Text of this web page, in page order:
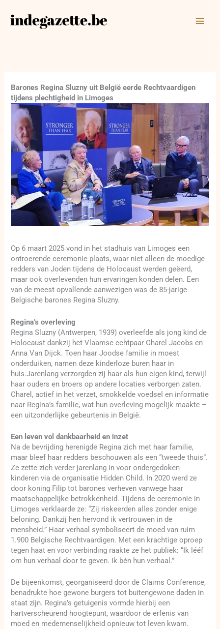
naar
Barones Regina Sluzny uit België eerde Rechtvaardigen
tijdens plechtigheid in Limoges
Op 6 maart 2025 vond in het stadhuis van Limoges een
ontroerende ceremonie plaats, waar niet alleen de moedige
redders van Joden tijdens de Holocaust werden geëerd,
maar ook overlevenden hun ervaringen konden delen. Een
van de meest opvallende aanwezigen was de 85-jarige
Belgische barones Regina Sluzny.
Regina’s overleving
Regina Sluzny (Antwerpen, 1939) overleefde als jong kind de
Holocaust dankzij het Vlaamse echtpaar Charel Jacobs en
Anna Van Dijck. Toen haar Joodse familie in moest
onderduiken, namen deze kinderloze buren haar in
huis.Jarenlang verzorgden zij haar als hun eigen kind, terwijl
haar ouders en broers op andere locaties verborgen zaten.
Charel, actief in het verzet, smokkelde voedsel en informatie
naar Regina’s familie, wat hun overleving mogelijk maakte –
een uitzonderlijke gebeurtenis in België.
Een leven vol dankbaarheid en inzet
Na de bevrijding herenigde Regina zich met haar familie,
maar bleef haar redders beschouwen als een “tweede thuis”.
Ze zette zich verder jarenlang in voor ondergedoken
kinderen via de organisatie Hidden Child. In 2020 werd ze
door koning Filip tot barones verheven vanwege haar
maatschappelijke betrokkenheid. Tijdens de ceremonie in
Limoges verklaarde ze: “Zij riskeerden alles zonder enige
beloning. Dankzij hen hervond ik vertrouwen in de
mensheid.” Haar verhaal symboliseert de moed van ruim
1.900 Belgische Rechtvaardigen. Met een krachtige oproep
tegen haat en voor verbinding raakte ze het publiek: “Ik lééf
om hun verhaal door te geven. Ik bén hun verhaal.”
De bijeenkomst, georganiseerd door de Claims Conference,
benadrukte hoe gewone burgers tot buitengewone daden in
staat zijn. Regina’s getuigenis vormde hierbij een
hartverscheurend hoogtepunt, waardoor de erfenis van
moed en medemenselijkheid opnieuw tot leven kwam.